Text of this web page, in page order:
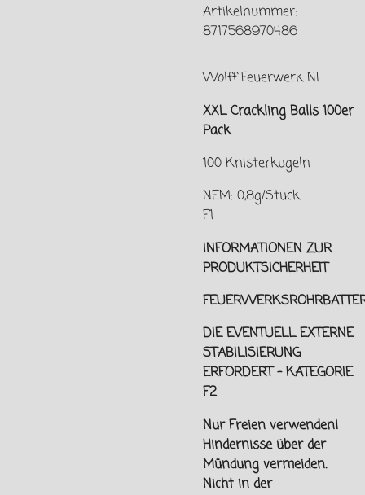
Artikelnummer:
8717568970486
Wolff Feuerwerk NL
XXL Crackling Balls 100er
Pack
100 Knisterkugeln
NEM: 0,8g/Stück
F1
INFORMATIONEN ZUR
PRODUKTSICHERHEIT
DIE EVENTUELL EXTERNE
STABILISIERUNG
ERFORDERT - KATEGORIE
F2
Nur Freien verwenden!
Hindernisse über der
Mündung vermeiden.
Nicht in der